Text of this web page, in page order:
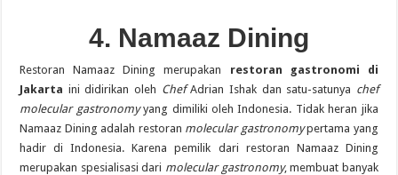
4. Namaaz Dining
Restoran Namaaz Dining merupakan restoran gastronomi di
Jakarta ini didirikan oleh ChefAdrian Ishak dan satu-satunya chef
molecular gastronomyyang dimiliki oleh Indonesia. Tidak heran jika
Namaaz Dining adalah restoran molecular gastronomypertama yang
hadir di Indonesia. Karena pemilik dari restoran Namaaz Dining
merupakan spesialisasi dari molecular gastronomy, membuat banyak